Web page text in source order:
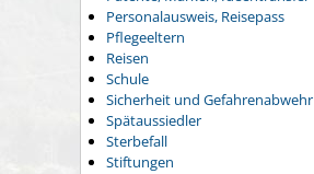
Personalausweis, Reisepass
Pflegeeltern
Reisen
Schule
Sicherheit und Gefahrenabwehr
Spätaussiedler
Sterbefall
Stiftungen